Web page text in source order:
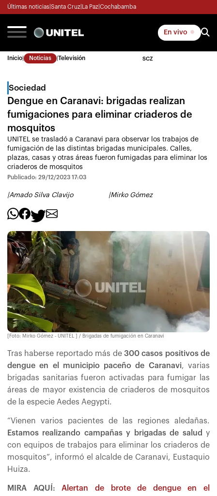
Últimas noticias Santa Cruz La Paz Cochabamba
En vivo
Inicio Noticias Televisión SCZ
Sociedad
Dengue en Caranavi: brigadas realizan
fumigaciones para eliminar criaderos de
mosquitos
UNITEL se trasladó a Caranavi para observar los trabajos de
fumigación de las distintas brigadas municipales. Calles,
plazas, casas y otras áreas fueron fumigadas para eliminar los
criaderos de mosquitos
Publicado: 29/12/2023 17:03
|Amado Silva Clavijo |Mirko Gómez
[Foto: Mirko Gómez - UNITEL ] / Brigadas de fumigación en Caranavi
Tras haberse reportado más de 300 casos positivos de
dengue en el municipio paceño de Caranavi, varias
brigadas sanitarias fueron activadas para fumigar las
áreas de mayor existencia de criaderos de mosquitos
de la especie Aedes Aegypti.
“Vienen varios pacientes de las regiones aledañas.
Estamos realizando campañas y brigadas de salud y
con equipos de trabajos para eliminar los criaderos de
mosquitos”, informó el alcalde de Caranavi, Eustaquio
Huiza.
MIRA AQUÍ:Alertan de brote de dengue en el